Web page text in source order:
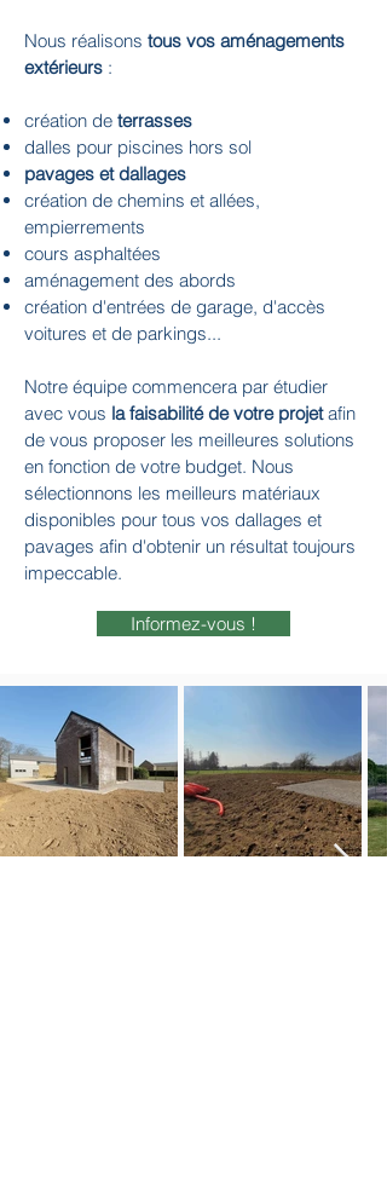
Nous réalisons tous vos aménagements
extérieurs :
création de terrasses
dalles pour piscines hors sol
pavages et dallages
création de chemins et allées,
empierrements
cours asphaltées
aménagement des abords
création d'entrées de garage, d'accès
voitures et de parkings...
Notre équipe commencera par étudier
avec vous la faisabilité de votre projetafin
de vous proposer les meilleures solutions
en fonction de votre budget. Nous
sélectionnons les meilleurs matériaux
disponibles pour tous vos dallages et
pavages afin d'obtenir un résultat toujours
impeccable.
Informez-vous !